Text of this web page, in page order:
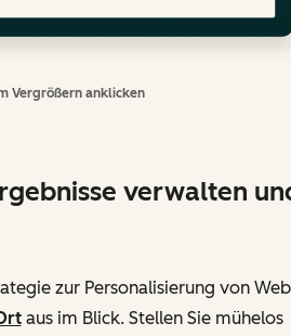
Vergrößern anklicken
verwalten
zur Personalisierung von
aus im Blick. Stellen Sie mühelos